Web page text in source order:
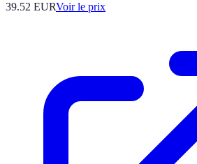
39.52 EURVoir le prix